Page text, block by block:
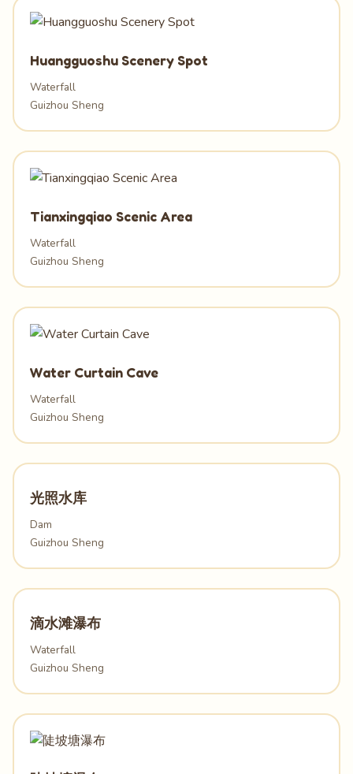
Huangguoshu Scenery Spot
Waterfall
Guizhou Sheng
Tianxingqiao Scenic Area
Waterfall
Guizhou Sheng
Water Curtain Cave
Waterfall
Guizhou Sheng
光照水库
Dam
Guizhou Sheng
滴水滩瀑布
Waterfall
Guizhou Sheng